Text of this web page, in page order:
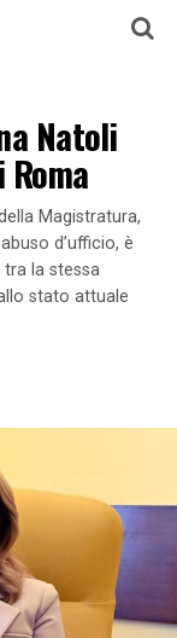
Natoli
Magistratura,
d’ufficio, è
tra la stessa
stato attuale